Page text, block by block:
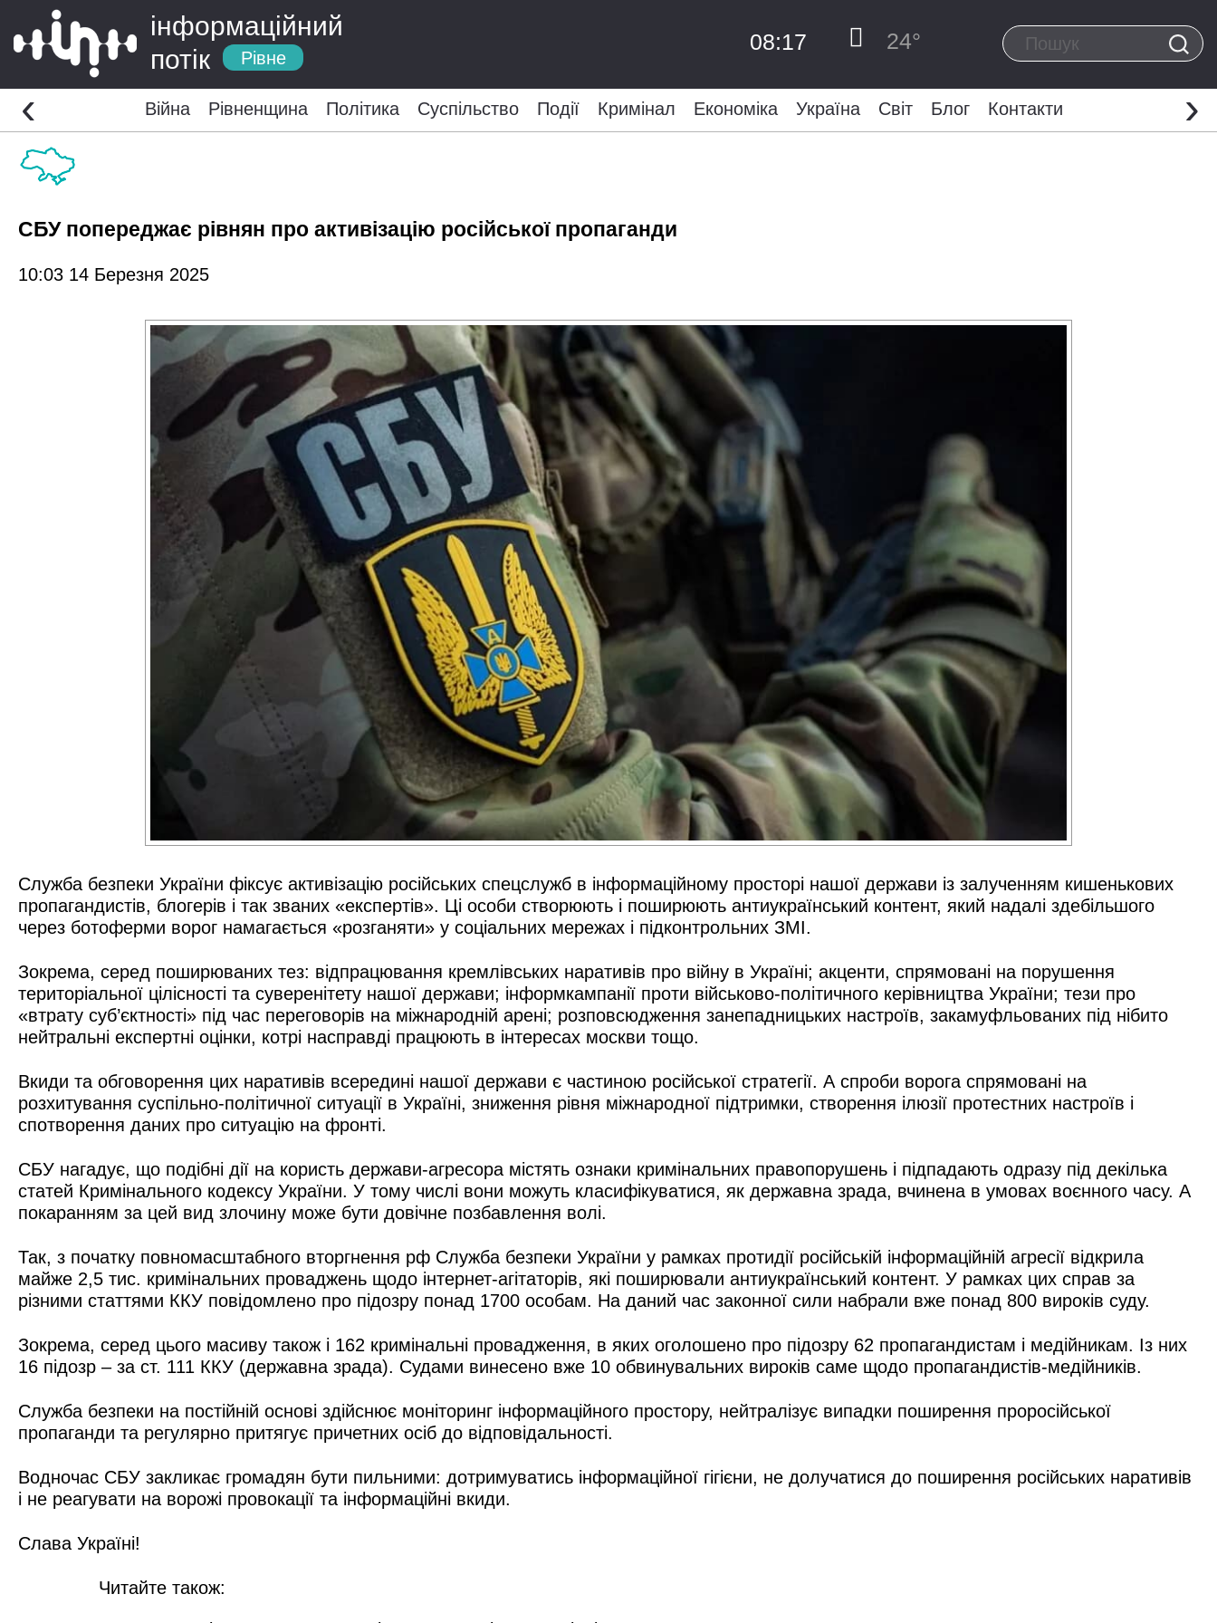
інформаційний
потік
Рівне
08:17 24°
Війна Рівненщина Політика Суспільство Події Кримінал Економіка Україна Світ Блог Контакти
‹ ›
СБУ попереджає рівнян про активізацію російської пропаганди
10:03 14 Березня 2025
Служба безпеки України фіксує активізацію російських спецслужб в інформаційному просторі нашої держави із залученням кишенькових
пропагандистів, блогерів і так званих «експертів». Ці особи створюють і поширюють антиукраїнський контент, який надалі здебільшого
через ботоферми ворог намагається «розганяти» у соціальних мережах і підконтрольних ЗМІ.
Зокрема, серед поширюваних тез: відпрацювання кремлівських наративів про війну в Україні; акценти, спрямовані на порушення
територіальної цілісності та суверенітету нашої держави; інформкампанії проти військово-політичного керівництва України; тези про
«втрату суб’єктності» під час переговорів на міжнародній арені; розповсюдження занепадницьких настроїв, закамуфльованих під нібито
нейтральні експертні оцінки, котрі насправді працюють в інтересах москви тощо.
Вкиди та обговорення цих наративів всередині нашої держави є частиною російської стратегії. А спроби ворога спрямовані на
розхитування суспільно-політичної ситуації в Україні, зниження рівня міжнародної підтримки, створення ілюзії протестних настроїв і
спотворення даних про ситуацію на фронті.
СБУ нагадує, що подібні дії на користь держави-агресора містять ознаки кримінальних правопорушень і підпадають одразу під декілька
статей Кримінального кодексу України. У тому числі вони можуть класифікуватися, як державна зрада, вчинена в умовах воєнного часу. А
покаранням за цей вид злочину може бути довічне позбавлення волі.
Так, з початку повномасштабного вторгнення рф Служба безпеки України у рамках протидії російській інформаційній агресії відкрила
майже 2,5 тис. кримінальних проваджень щодо інтернет-агітаторів, які поширювали антиукраїнський контент. У рамках цих справ за
різними статтями ККУ повідомлено про підозру понад 1700 особам. На даний час законної сили набрали вже понад 800 вироків суду.
Зокрема, серед цього масиву також і 162 кримінальні провадження, в яких оголошено про підозру 62 пропагандистам і медійникам. Із них
16 підозр – за ст. 111 ККУ (державна зрада). Судами винесено вже 10 обвинувальних вироків саме щодо пропагандистів-медійників.
Служба безпеки на постійній основі здійснює моніторинг інформаційного простору, нейтралізує випадки поширення проросійської
пропаганди та регулярно притягує причетних осіб до відповідальності.
Водночас СБУ закликає громадян бути пильними: дотримуватись інформаційної гігієни, не долучатися до поширення російських наративів
і не реагувати на ворожі провокації та інформаційні вкиди.
Слава Україні!
Читайте також: